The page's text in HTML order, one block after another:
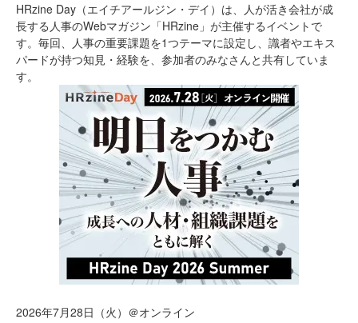
HRzine Day（エイチアールジン・デイ）は、人が活き会社が成
長する人事のWebマガジン「HRzine」が主催するイベントで
す。毎回、人事の重要課題を1つテーマに設定し、識者やエキス
パードが持つ知見・経験を、参加者のみなさんと共有していま
す。
2026年7月28日（火）＠オンライン